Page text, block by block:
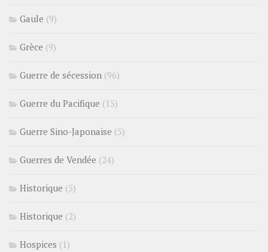
Gaule (9)
Grèce (9)
Guerre de sécession (96)
Guerre du Pacifique (15)
Guerre Sino-Japonaise (5)
Guerres de Vendée (24)
Historique (5)
Historique (2)
Hospices (1)